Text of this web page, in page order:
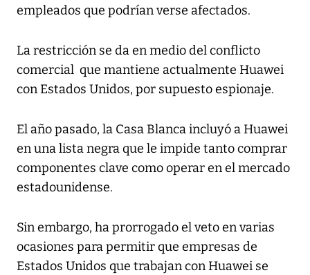
empleados que podrían verse afectados.
La restricción se da en medio del conflicto
comercial que mantiene actualmente Huawei
con Estados Unidos, por supuesto espionaje.
El año pasado, la Casa Blanca incluyó a Huawei
en una lista negra que le impide tanto comprar
componentes clave como operar en el mercado
estadounidense.
Sin embargo, ha prorrogado el veto en varias
ocasiones para permitir que empresas de
Estados Unidos que trabajan con Huawei se